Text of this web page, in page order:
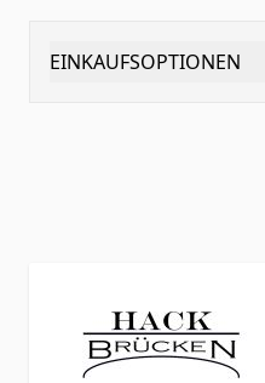
EINKAUFSOPTIONEN